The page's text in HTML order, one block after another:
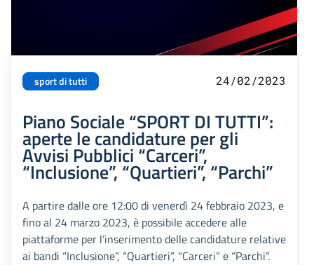
sport di tutti 24/02/2023
Piano Sociale “SPORT DI TUTTI”:
aperte le candidature per gli
Avvisi Pubblici “Carceri”,
“Inclusione”, “Quartieri”, “Parchi”
A partire dalle ore 12:00 di venerdì 24 febbraio 2023, e
fino al 24 marzo 2023, è possibile accedere alle
piattaforme per l’inserimento delle candidature relative
ai bandi “Inclusione”, “Quartieri”, “Carceri” e “Parchi”.